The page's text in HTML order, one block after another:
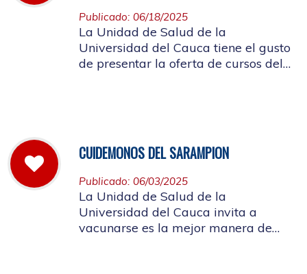
Publicado: 06/18/2025
La Unidad de Salud de la
Universidad del Cauca tiene el gusto
de presentar la oferta de cursos del
CUIDEMONOS DEL SARAMPION
Publicado: 06/03/2025
La Unidad de Salud de la
Universidad del Cauca invita a
vacunarse es la mejor manera de